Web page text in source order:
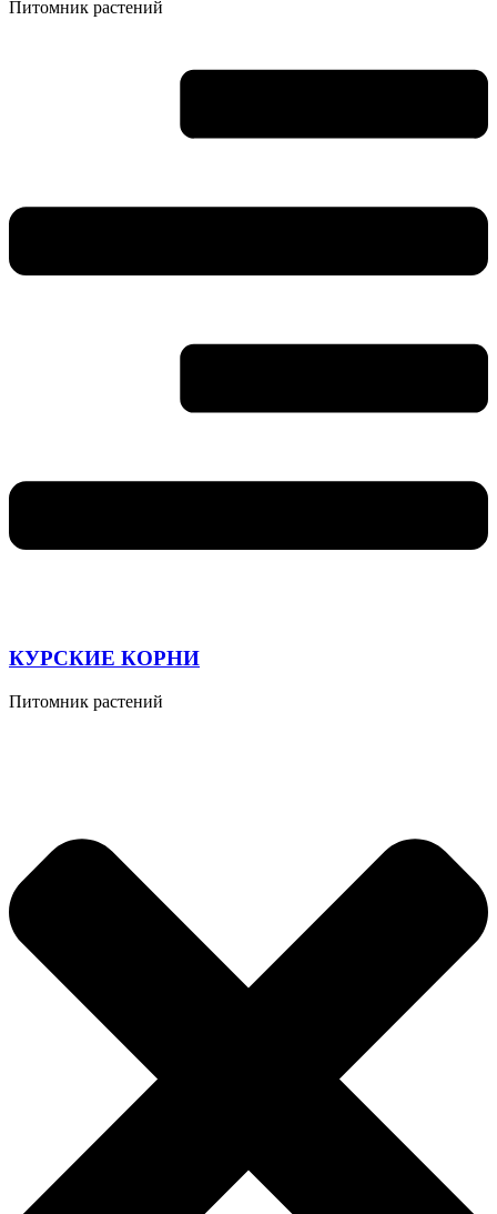
Питомник растений
КУРСКИЕ КОРНИ
Питомник растений